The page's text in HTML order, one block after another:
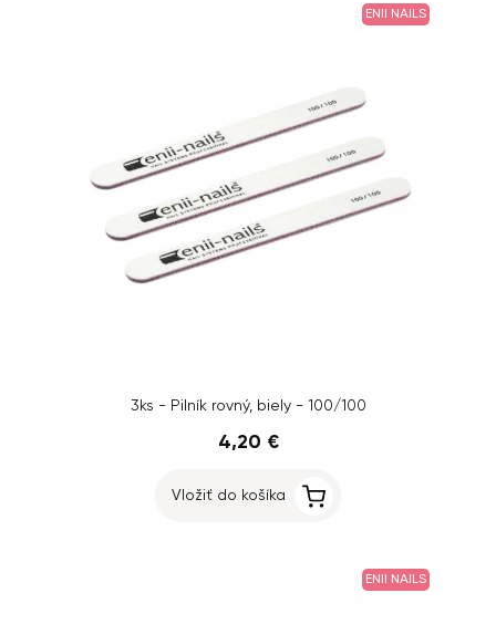
ENII NAILS
3ks - Pilník rovný, biely - 100/100
4,20 €
Vložiť do košíka
ENII NAILS